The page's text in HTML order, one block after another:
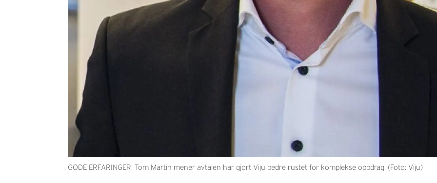
GODE ERFARINGER: Tom Martin mener avtalen har gjort Viju bedre rustet for komplekse oppdrag. (Foto: Viju)